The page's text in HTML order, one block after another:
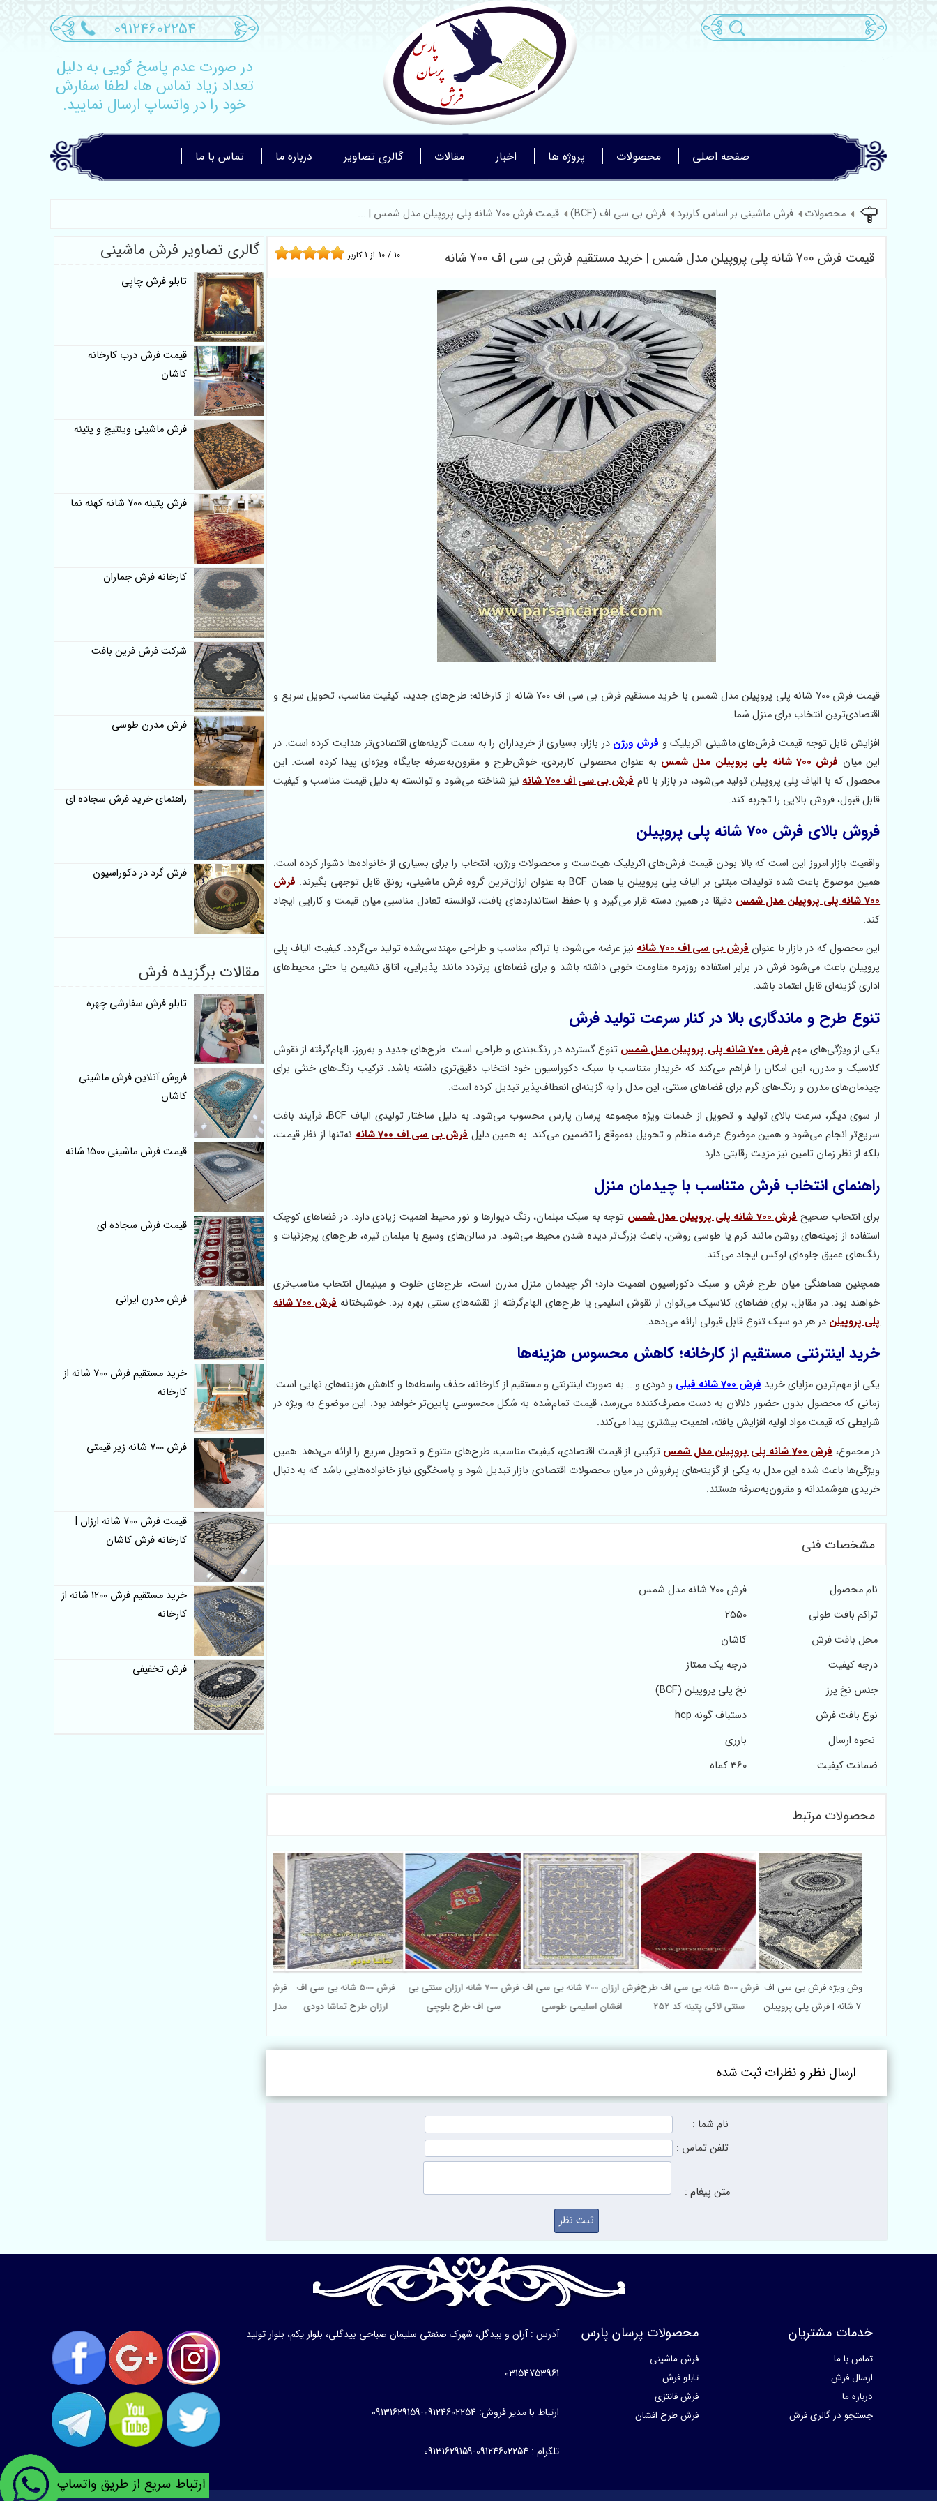
09124602254
در صورت عدم پاسخ گویی به دلیل
تعداد زیاد تماس ها، لطفا سفارش
خود را در واتساپ ارسال نمایید.
صفحه اصلی محصولات پروژه ها اخبار مقالات گالری تصاویر درباره ما تماس با ما
محصولات فرش ماشینی بر اساس کاربرد فرش بی سی اف (BCF) قیمت فرش 700 شانه پلی پروپیلن مدل شمس | ...
قیمت فرش 700 شانه پلی پروپیلن مدل شمس | خرید مستقیم فرش بی سی اف 700 شانه 10 / 10 از 1کاربر
قیمت فرش 700 شانه پلی پروپیلن مدل شمس با خرید مستقیم فرش بی سی اف 700 شانه از کارخانه؛ طرح‌های جدید، کیفیت مناسب، تحویل سریع و
اقتصادی‌ترین انتخاب برای منزل شما.
افزایش قابل توجه قیمت فرش‌های ماشینی اکریلیک وفرش ورژن در بازار، بسیاری از خریداران را به سمت گزینه‌های اقتصادی‌تر هدایت کرده است. در
این میانفرش 700 شانه پلی پروپیلن مدل شمس
به عنوان محصولی کاربردی، خوش‌طرح و مقرون‌به‌صرفه جایگاه ویژه‌ای پیدا کرده است. این
محصول که با الیاف پلی پروپیلن تولید می‌شود، در بازار با نامفرش بی سی اف 700 شانه
نیز شناخته می‌شود و توانسته به دلیل قیمت مناسب و کیفیت
قابل قبول، فروش بالایی را تجربه کند.
فروش بالای فرش 700 شانه پلی پروپیلن
واقعیت بازار امروز این است که بالا بودن قیمت فرش‌های اکریلیک هیت‌ست و محصولات ورژن، انتخاب را برای بسیاری از خانواده‌ها دشوار کرده است.
همین موضوع باعث شده تولیدات مبتنی بر الیاف پلی پروپیلن یا همان BCF به عنوان ارزان‌ترین گروه فرش ماشینی، رونق قابل توجهی بگیرند.
فرش
700 شانه پلی پروپیلن مدل شمس
دقیقا در همین دسته قرار می‌گیرد و با حفظ استانداردهای بافت، توانسته تعادل مناسبی میان قیمت و کارایی ایجاد
کند.
این محصول که در بازار با عنوانفرش بی سی اف 700 شانه
نیز عرضه می‌شود، با تراکم مناسب و طراحی مهندسی‌شده تولید می‌گردد. کیفیت الیاف پلی
پروپیلن باعث می‌شود فرش در برابر استفاده روزمره مقاومت خوبی داشته باشد و برای فضاهای پرتردد مانند پذیرایی، اتاق نشیمن یا حتی محیط‌های
اداری گزینه‌ای قابل اعتماد باشد.
تنوع طرح و ماندگاری بالا در کنار سرعت تولید فرش
یکی از ویژگی‌های مهمفرش 700 شانه پلی پروپیلن مدل شمس
تنوع گسترده در رنگ‌بندی و طراحی است. طرح‌های جدید و به‌روز، الهام‌گرفته از نقوش
کلاسیک و مدرن، این امکان را فراهم می‌کند که خریدار متناسب با سبک دکوراسیون خود انتخاب دقیق‌تری داشته باشد. ترکیب رنگ‌های خنثی برای
چیدمان‌های مدرن و رنگ‌های گرم برای فضاهای سنتی، این مدل را به گزینه‌ای انعطاف‌پذیر تبدیل کرده است.
از سوی دیگر، سرعت بالای تولید و تحویل از خدمات ویژه مجموعه پرسان پارس محسوب می‌شود. به دلیل ساختار تولیدی الیاف BCF، فرآیند بافت
سریع‌تر انجام می‌شود و همین موضوع عرضه منظم و تحویل به‌موقع را تضمین می‌کند. به همین دلیلفرش بی سی اف 700 شانه
نه‌تنها از نظر قیمت،
بلکه از نظر زمان تامین نیز مزیت رقابتی دارد.
راهنمای انتخاب فرش متناسب با چیدمان منزل
برای انتخاب صحیحفرش 700 شانه پلی پروپیلن مدل شمس
توجه به سبک مبلمان، رنگ دیوارها و نور محیط اهمیت زیادی دارد. در فضاهای کوچک
استفاده از زمینه‌های روشن مانند کرم یا طوسی روشن، باعث بزرگ‌تر دیده شدن محیط می‌شود. در سالن‌های وسیع با مبلمان تیره، طرح‌های پرجزئیات و
رنگ‌های عمیق جلوه‌ای لوکس ایجاد می‌کند.
همچنین هماهنگی میان طرح فرش و سبک دکوراسیون اهمیت دارد؛ اگر چیدمان منزل مدرن است، طرح‌های خلوت و مینیمال انتخاب مناسب‌تری
خواهند بود. در مقابل، برای فضاهای کلاسیک می‌توان از نقوش اسلیمی یا طرح‌های الهام‌گرفته از نقشه‌های سنتی بهره برد. خوشبختانه
فرش 700 شانه
پلی پروپیلن در هر دو سبک تنوع قابل قبولی ارائه می‌دهد.
خرید اینترنتی مستقیم از کارخانه؛ کاهش محسوس هزینه‌ها
یکی از مهم‌ترین مزایای خریدفرش 700 شانه فیلی
و دودی و... به صورت اینترنتی و مستقیم از کارخانه، حذف واسطه‌ها و کاهش هزینه‌های نهایی است.
زمانی که محصول بدون حضور دلالان به دست مصرف‌کننده می‌رسد، قیمت تمام‌شده به شکل محسوسی پایین‌تر خواهد بود. این موضوع به ویژه در
شرایطی که قیمت مواد اولیه افزایش یافته، اهمیت بیشتری پیدا می‌کند.
در مجموع،فرش 700 شانه پلی پروپیلن مدل شمس
ترکیبی از قیمت اقتصادی، کیفیت مناسب، طرح‌های متنوع و تحویل سریع را ارائه می‌دهد. همین
ویژگی‌ها باعث شده این مدل به یکی از گزینه‌های پرفروش در میان محصولات اقتصادی بازار تبدیل شود و پاسخگوی نیاز خانواده‌هایی باشد که به دنبال
خریدی هوشمندانه و مقرون‌به‌صرفه هستند.
مشخصات فنی
نام محصول
فرش 700 شانه مدل شمس
تراکم بافت طولی
2550
محل بافت فرش
کاشان
درجه کیفیت
درجه یک ممتاز
جنس نخ پرز
نخ پلی پروپیلن (BCF)
نوع بافت فرش
دستباف گونه hcp
نحوه ارسال
بارری
ضمانت کیفیت
360 کماه
محصولات مرتبط
مدل سیمین | فرش پلی پروپیلن
فرش 500 شانه بی سی اف
ارزان طرح تماشا دودی
فرش 700 شانه ارزان سنتی بی
سی اف طرح بلوچی
فرش ارزان 700 شانه بی سی اف
افشان اسلیمی طوسی
فرش 500 شانه بی سی اف طرح
سنتی لاکی پتینه کد 252
فروش ویژه فرش بی سی اف
700 شانه | فرش پلی پروپیلن
ارسال نظر و نظرات ثبت شده
نام شما :
تلفن تماس :
متن پیغام :
گالری تصاویر فرش ماشینی
تابلو فرش چاپی
قیمت فرش درب کارخانه
کاشان
فرش ماشینی وینتیج و پتینه
فرش پتینه 700 شانه کهنه نما
کارخانه فرش جماران
شرکت فرش فرین بافت
فرش مدرن طوسی
راهنمای خرید فرش سجاده ای
فرش گرد در دکوراسیون
مقالات برگزیده فرش
تابلو فرش سفارشی چهره
فروش آنلاین فرش ماشینی
کاشان
قیمت فرش ماشینی 1500 شانه
قیمت فرش سجاده ای
فرش مدرن ایرانی
خرید مستقیم فرش 700 شانه از
کارخانه
فرش 700 شانه زیر قیمتی
قیمت فرش 700 شانه ارزان |
کارخانه فرش کاشان
خرید مستقیم فرش 1200 شانه از
کارخانه
فرش تخفیفی
خدمات مشتریان
تماس با ما
ارسال فرش
درباره ما
جستجو در گالری فرش
محصولات پرسان پارس
فرش ماشینی
تابلو فرش
فرش فانتزی
فرش طرح افشان
آدرس : آران و بیدگل، شهرک صنعتی سلیمان صباحی بیدگلی، بلوار یکم، بلوار تولید
03154753961
ارتباط با مدیر فروش: 09124602254-09131629159
تلگرام : 09124602254-09131629159